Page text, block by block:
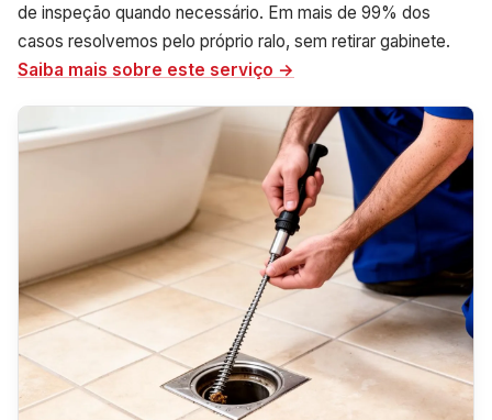
de inspeção quando necessário. Em mais de 99% dos
casos resolvemos pelo próprio ralo, sem retirar gabinete.
Saiba mais sobre este serviço →